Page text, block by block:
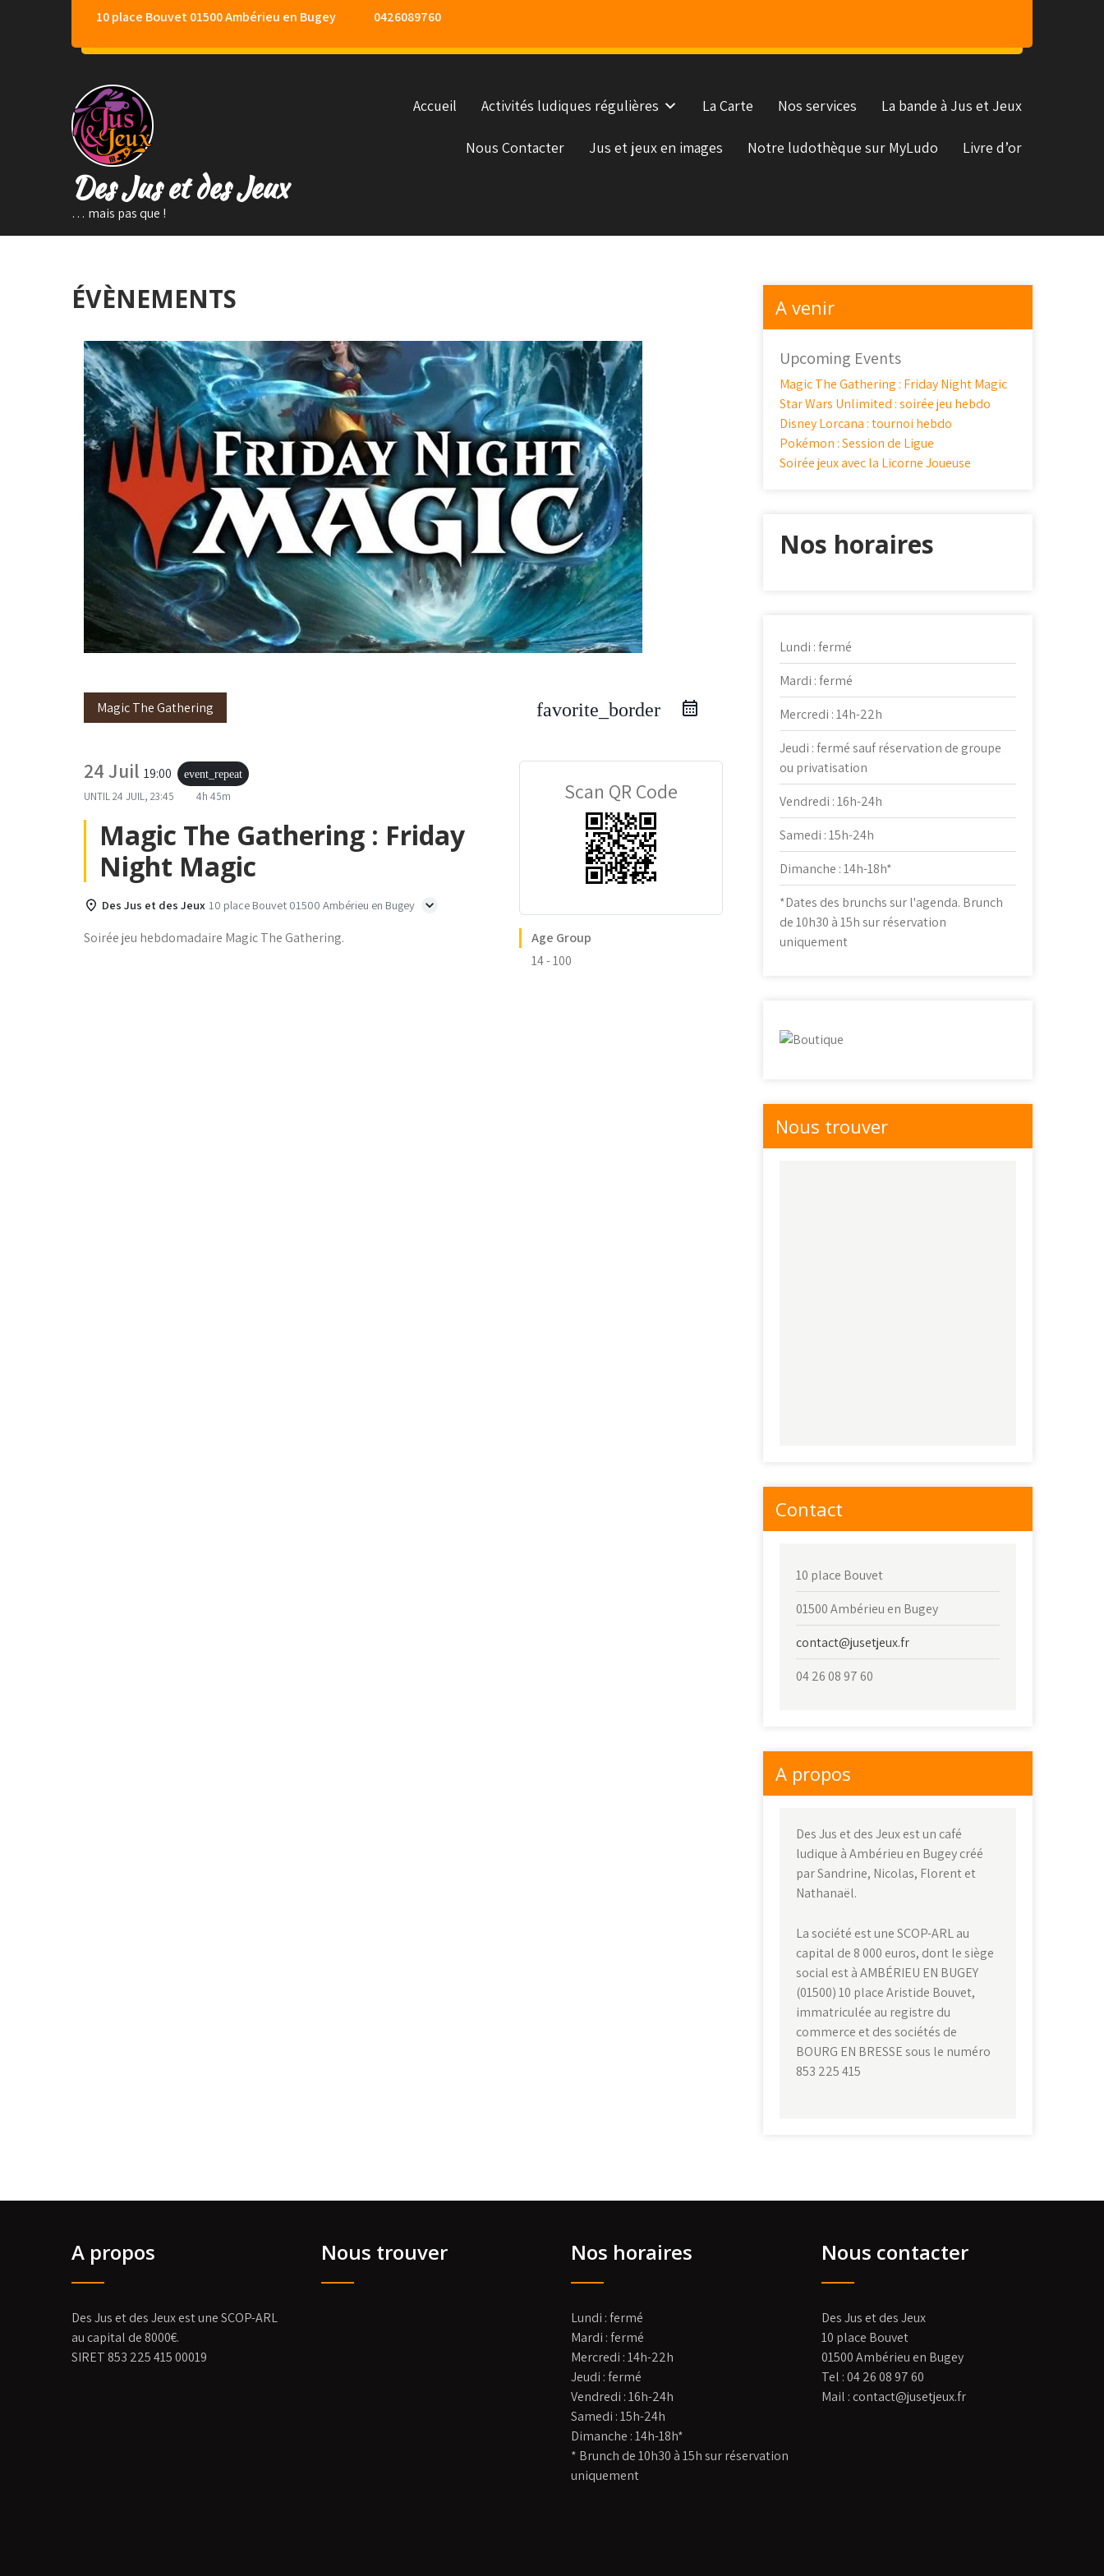
10 place Bouvet 01500 Ambérieu en Bugey 0426089760
Des Jus et des Jeux
… mais pas que !
Accueil Activités ludiques régulières La Carte Nos services La bande à Jus et Jeux
Nous Contacter Jus et jeux en images Notre ludothèque sur MyLudo Livre d’or
ÉVÈNEMENTS
Magic The Gathering favorite_border
24 Juil 19:00 event_repeat
UNTIL24 JUIL, 23:45 4h 45m
Magic The Gathering : Friday
Night Magic
Des Jus et des Jeux 10 place Bouvet 01500 Ambérieu en Bugey
Soirée jeu hebdomadaire Magic The Gathering.
Scan QR Code
Age Group
14 - 100
A venir
Upcoming Events
Magic The Gathering : Friday Night Magic
Star Wars Unlimited : soirée jeu hebdo
Disney Lorcana : tournoi hebdo
Pokémon : Session de Ligue
Soirée jeux avec la Licorne Joueuse
Nos horaires
Lundi : fermé
Mardi : fermé
Mercredi : 14h-22h
Jeudi : fermé sauf réservation de groupe
ou privatisation
Vendredi : 16h-24h
Samedi : 15h-24h
Dimanche : 14h-18h*
*Dates des brunchs sur l'agenda. Brunch
de 10h30 à 15h sur réservation
uniquement
Nous trouver
Contact
10 place Bouvet
01500 Ambérieu en Bugey
contact@jusetjeux.fr
04 26 08 97 60
A propos
Des Jus et des Jeux est un café
ludique à Ambérieu en Bugey créé
par Sandrine, Nicolas, Florent et
Nathanaël.
La société est une SCOP-ARL au
capital de 8 000 euros, dont le siège
social est à AMBÉRIEU EN BUGEY
(01500) 10 place Aristide Bouvet,
immatriculée au registre du
commerce et des sociétés de
BOURG EN BRESSE sous le numéro
853 225 415
A propos
Des Jus et des Jeux est une SCOP-ARL
au capital de 8000€.
SIRET 853 225 415 00019
Nous trouver Nos horaires
Lundi : fermé
Mardi : fermé
Mercredi : 14h-22h
Jeudi : fermé
Vendredi : 16h-24h
Samedi : 15h-24h
Dimanche : 14h-18h*
* Brunch de 10h30 à 15h sur réservation
uniquement
Nous contacter
Des Jus et des Jeux
10 place Bouvet
01500 Ambérieu en Bugey
Tel : 04 26 08 97 60
Mail : contact@jusetjeux.fr